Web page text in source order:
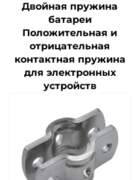
Двойная пружина
батареи
Положительная и
отрицательная
контактная пружина
для электронных
устройств